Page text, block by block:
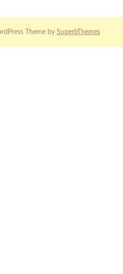
Theme by SuperbThemes